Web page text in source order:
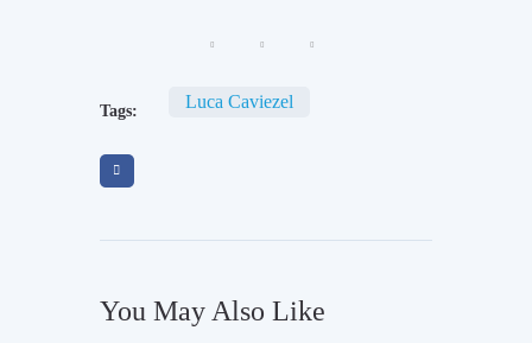
Tags: Luca Caviezel
You May Also Like
a
i
A
R
a
1